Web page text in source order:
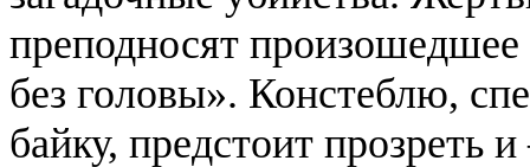
преподносят
без головы». Констеблю,
байку, предстоит прозреть